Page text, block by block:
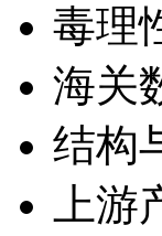
毒理
海关
结构
上游